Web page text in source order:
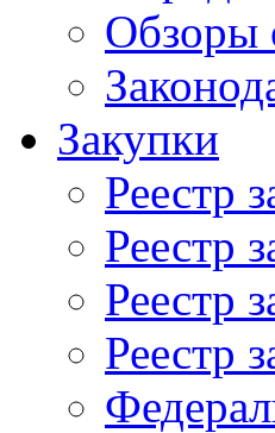
Обзоры
Закупки
Реестр
Реестр
Реестр
Реестр